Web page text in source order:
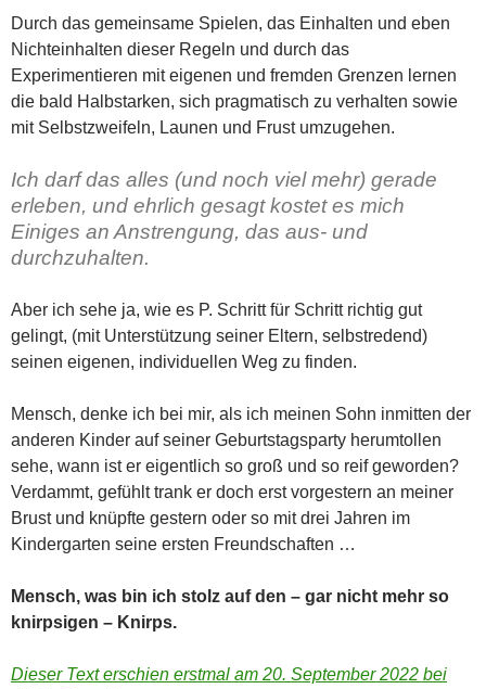
Durch das gemeinsame Spielen, das Einhalten und eben
Nichteinhalten dieser Regeln und durch das
Experimentieren mit eigenen und fremden Grenzen lernen
die bald Halbstarken, sich pragmatisch zu verhalten sowie
mit Selbstzweifeln, Launen und Frust umzugehen.
Ich darf das alles (und noch viel mehr) gerade
erleben, und ehrlich gesagt kostet es mich
Einiges an Anstrengung, das aus- und
durchzuhalten.
Aber ich sehe ja, wie es P. Schritt für Schritt richtig gut
gelingt, (mit Unterstützung seiner Eltern, selbstredend)
seinen eigenen, individuellen Weg zu finden.
Mensch, denke ich bei mir, als ich meinen Sohn inmitten der
anderen Kinder auf seiner Geburtstagsparty herumtollen
sehe, wann ist er eigentlich so groß und so reif geworden?
Verdammt, gefühlt trank er doch erst vorgestern an meiner
Brust und knüpfte gestern oder so mit drei Jahren im
Kindergarten seine ersten Freundschaften …
Mensch, was bin ich stolz auf den – gar nicht mehr so
knirpsigen – Knirps.
Dieser Text erschien erstmal am 20. September 2022 bei